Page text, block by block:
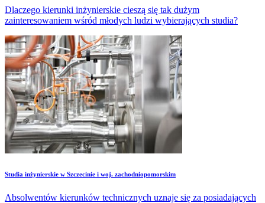
Dlaczego kierunki inżynierskie cieszą się tak dużym
zainteresowaniem wśród młodych ludzi wybierających studia?
Studia inżynierskie w Szczecinie i woj. zachodniopomorskim
Absolwentów kierunków technicznych uznaje się za posiadających